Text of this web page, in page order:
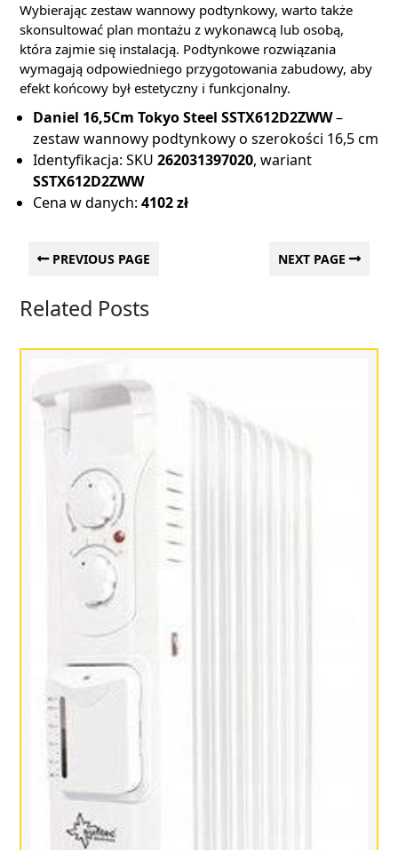
Wybierając zestaw wannowy podtynkowy, warto także
skonsultować plan montażu z wykonawcą lub osobą,
która zajmie się instalacją. Podtynkowe rozwiązania
wymagają odpowiedniego przygotowania zabudowy, aby
efekt końcowy był estetyczny i funkcjonalny.
Daniel 16,5Cm Tokyo Steel SSTX612D2ZWW–
zestaw wannowy podtynkowy o szerokości 16,5 cm
Identyfikacja: SKU 262031397020, wariant
SSTX612D2ZWW
Cena w danych: 4102 zł
PREVIOUS PAGE NEXT PAGE
Related Posts